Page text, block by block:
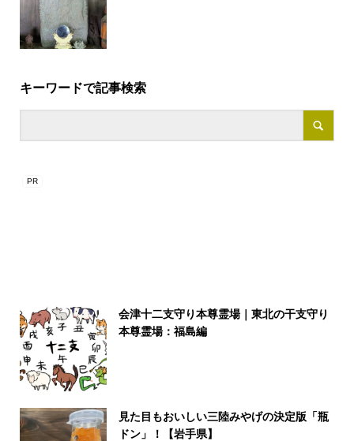
キーワードで記事検索
会津十二支守り本尊霊場｜東北の干支守り
本尊霊場：福島編
見た目もおいしい三陸みやげの決定版「瓶
ドン」！【岩手県】